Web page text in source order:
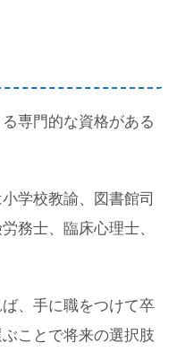
専門的な資格がある
学校教諭、図書館司
務士、臨床心理士、
、手に職をつけて卒
ことで将来の選択肢